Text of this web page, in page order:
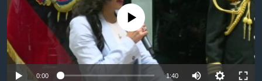
VENEZUELA
NICARAGUA
ECONOMÍA
ENTRETENIMIENTO Y CULTURA
TECNOLOGÍA
DEPORTES
MULTIMEDIA
VIDEOS
FOTOGRAFÍA
AUDIOS
PROGRAMAS TV
EL MUNDO AL DÍA
FORO INTERAMERICANO
RADIO
AVANCE INFORMATIVO
DIRECT
No media source currently available
0:00 1:40